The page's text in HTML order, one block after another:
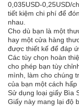
0,035USD-0,25USD/
tiết kiệm chi phí để
nhau.
Cho dù bạn là một
hay một cửa hàng
được thiết kế để đáp
Các tùy chọn hoàn
cho phép bạn tùy
mình, làm cho chúng
của bạn một cách hấp
Sử dụng loại giấy Bìa
Giấy này mang lại độ